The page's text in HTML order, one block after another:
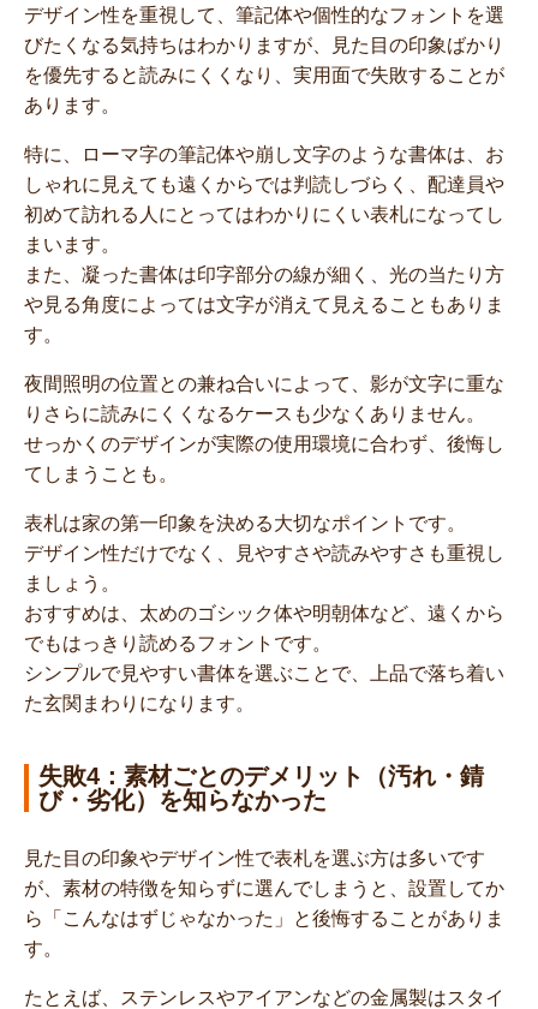
デザイン性を重視して、筆記体や個性的なフォントを選
びたくなる気持ちはわかりますが、見た目の印象ばかり
を優先すると読みにくくなり、実用面で失敗することが
あります。
特に、ローマ字の筆記体や崩し文字のような書体は、お
しゃれに見えても遠くからでは判読しづらく、配達員や
初めて訪れる人にとってはわかりにくい表札になってし
まいます。
また、凝った書体は印字部分の線が細く、光の当たり方
や見る角度によっては文字が消えて見えることもありま
す。
夜間照明の位置との兼ね合いによって、影が文字に重な
りさらに読みにくくなるケースも少なくありません。
せっかくのデザインが実際の使用環境に合わず、後悔し
てしまうことも。
表札は家の第一印象を決める大切なポイントです。
デザイン性だけでなく、見やすさや読みやすさも重視し
ましょう。
おすすめは、太めのゴシック体や明朝体など、遠くから
でもはっきり読めるフォントです。
シンプルで見やすい書体を選ぶことで、上品で落ち着い
た玄関まわりになります。
失敗4：素材ごとのデメリット（汚れ・錆
び・劣化）を知らなかった
見た目の印象やデザイン性で表札を選ぶ方は多いです
が、素材の特徴を知らずに選んでしまうと、設置してか
ら「こんなはずじゃなかった」と後悔することがありま
す。
たとえば、ステンレスやアイアンなどの金属製はスタイ